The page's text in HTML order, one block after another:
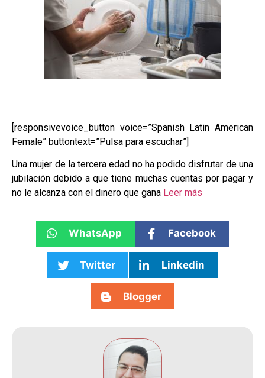
[responsivevoice_button voice=”Spanish Latin American
Female” buttontext=”Pulsa para escuchar”]
​Una mujer de la tercera edad no ha podido disfrutar de una
jubilación debido a que tiene muchas cuentas por pagar y
no le alcanza con el dinero que gana Leer más
WhatsApp Facebook
Twitter Linkedin
Blogger